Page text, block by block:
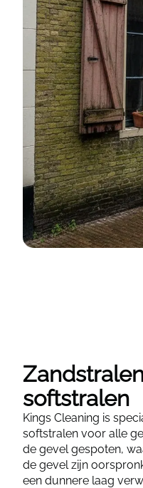
softstralen
Kings Cleaning is
softstralen voor alle
de gevel gespoten,
de gevel zijn
een dunnere laag